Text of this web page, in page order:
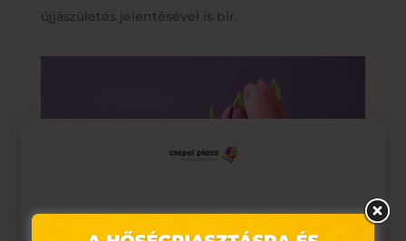
újjászületés jelentésével is bír.